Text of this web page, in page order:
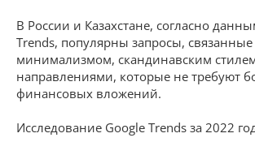
В России и Казахстане, согласно
Trends, популярны запросы, связанные
минимализмом, скандинавским
направлениями, которые не требуют
финансовых вложений.
Исследование Google Trends за 2022